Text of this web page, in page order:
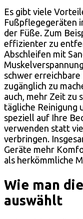
Es gibt viele
Fußpflegegeräten
der Füße. Zum
effizienter zu
Abschleifen mit
schwer
zugänglich zu
auch, mehr Zeit zu
tägliche Reinigung
speziell auf Ihre
verwenden statt
verbringen.
Geräte mehr
als herkömmliche
Wie man
auswählt